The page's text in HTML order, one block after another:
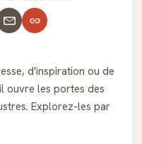
d'inspiration ou de
ouvre les portes des
Explorez-les par